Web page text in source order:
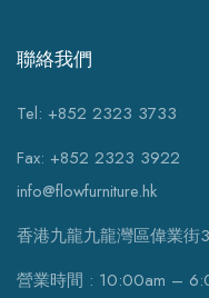
聯絡我們
Tel: +852 2323 3733
Fax: +852 2323 3922
info@flowfurniture.hk
香港九龍九龍灣區偉業街
營業時間 : 10:00am –